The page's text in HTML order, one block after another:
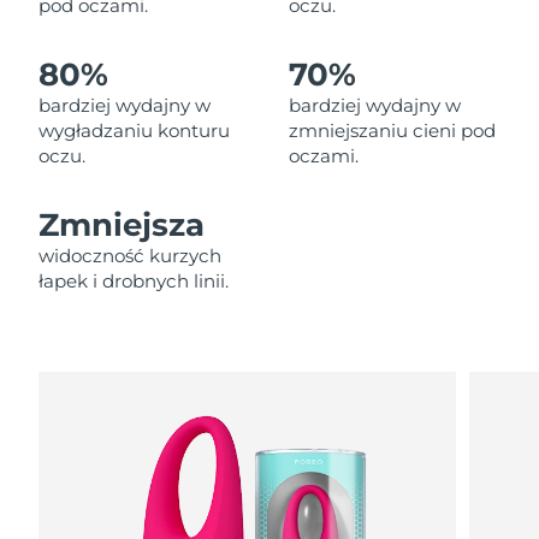
pod oczami.
oczu.
80%
bardziej wydajny w
wygładzaniu konturu
oczu.
70%
bardziej wydajny w
zmniejszaniu cieni pod
oczami.
Zmniejsza
widoczność kurzych
łapek i drobnych linii.
Liban
Oczekiwany czas dostawy
Litwa
Oczekiwany czas dostawy
8/9/26
Luksemburg
Oczekiwany czas dostawy
SRA Makau (Chiny)
Oczekiwany czas dostawy